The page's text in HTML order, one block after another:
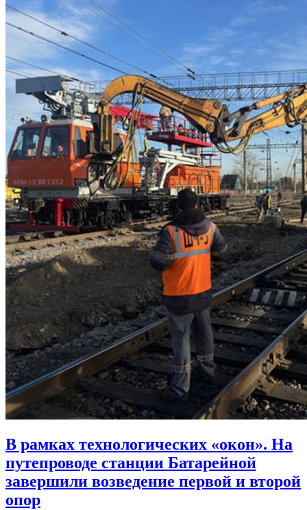
В рамках технологических «окон». На
путепроводе станции Батарейной
завершили возведение первой и второй
опор